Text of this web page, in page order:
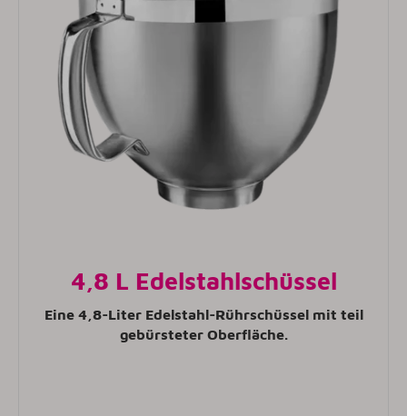
4,8 L Edelstahlschüssel
Eine 4,8-Liter Edelstahl-Rührschüssel mit teil
gebürsteter Oberfläche.